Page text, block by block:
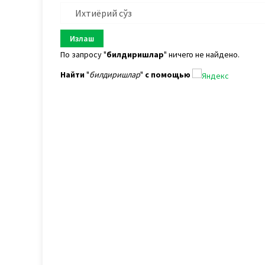
По запросу "билдиришлар" ничего не найдено.
Найти"билдиришлар" с помощью